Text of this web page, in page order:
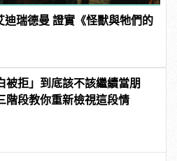
迪瑞德曼 證實《怪獸與牠們的
被拒」到底該不該繼續當朋
階段教你重新檢視這段情